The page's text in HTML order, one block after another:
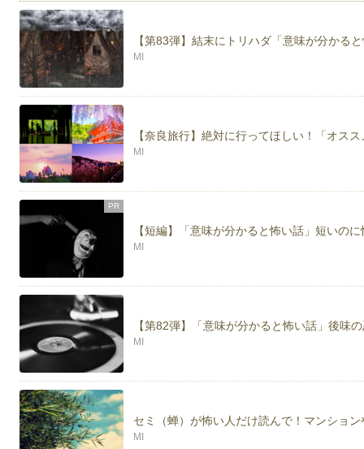
【第83弾】結末にトリハダ「意味が分かる
MI
【奈良旅行】絶対に行ってほしい！「オス
MI
PR
【短編】「意味が分かると怖い話」短いの
MI
【第82弾】「意味が分かると怖い話」後味
MI
セミ（蝉）が怖い人だけ読んで！マンショ
MI